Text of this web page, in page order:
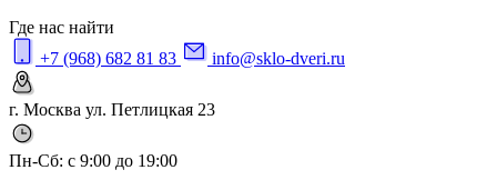
Где нас найти
+7 (968) 682 81 83
info@sklo-dveri.ru
г. Москва ул. Петлицкая 23
Пн-Сб: с 9:00 до 19:00